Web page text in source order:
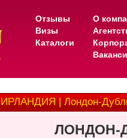
Отзывы
Визы
Каталоги
О
ИРЛАНДИЯ | Лондон-
ЛОНДОН-